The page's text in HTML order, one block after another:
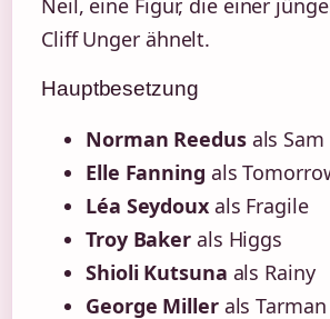
Neil, eine Figur, die einer
Cliff Unger ähnelt.
Hauptbesetzung
Norman Reedusals Sam
Elle Fanning als
Léa Seydouxals Fragile
Troy Baker als Higgs
Shioli Kutsuna als Rainy
George Millerals Tarman